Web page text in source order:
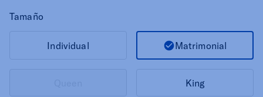
Tamaño
Individual Matrimonial
King